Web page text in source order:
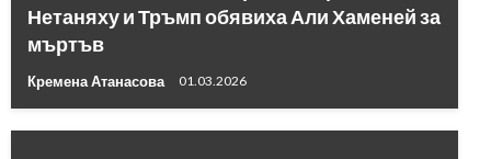
Нетаняху и Тръмп обявиха Али Хаменей за
мъртъв
Кремена Атанасова 01.03.2026